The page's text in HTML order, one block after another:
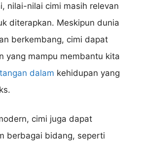
nilai-nilai cimi masih relevan
diterapkan. Meskipun dunia
berkembang, cimi dapat
yang mampu membantu kita
dalam kehidupan yang
cimi juga dapat
berbagai bidang, seperti